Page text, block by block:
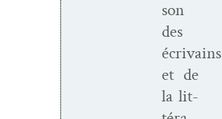
son
des
écrivains
et de
la lit­